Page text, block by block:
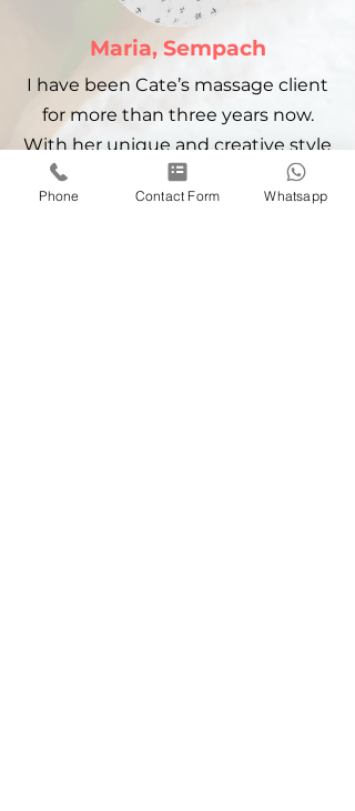
Maria, Sempach
I have been Cate’s massage client
for more than three years now.
With her unique and creative style
and techniques, she was able to
help me with many everyday
Phone Contact Form Whatsapp